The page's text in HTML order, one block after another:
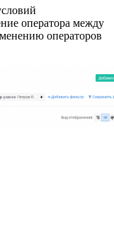
оператора между
операторов